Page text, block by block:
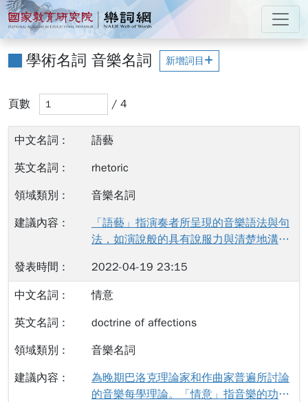
跳到主要內容
:::
國家教育研究院 樂詞網
學術名詞 音樂名詞 新增詞目
輸入頁碼後，當您離開此輸入框（例如按 Tab 鍵或點擊其他
頁數 頁數 / 4
搜尋結果已更新
語藝
rhetoric
音樂名詞
「語藝」指演奏者所呈現的音樂語法與句
法，如演說般的具有說服力與清楚地溝通
期，音樂與語藝的關係（rhetoric and
music），如演說般，具有傳達、溝通、
傳播學界的說法，其原文為 rhetoric，即
「修辭」兩者在音樂上的概念不同，本人
建議，將音樂中使用rhetoric的方法釐清。
Rhetoric對於作曲家，指的是音樂「修
2022-04-19 23:15
情意
doctrine of affections
音樂名詞
為晚期巴洛克理論家和作曲家普遍所討論
的音樂每學理論。「情意」指音樂的功能